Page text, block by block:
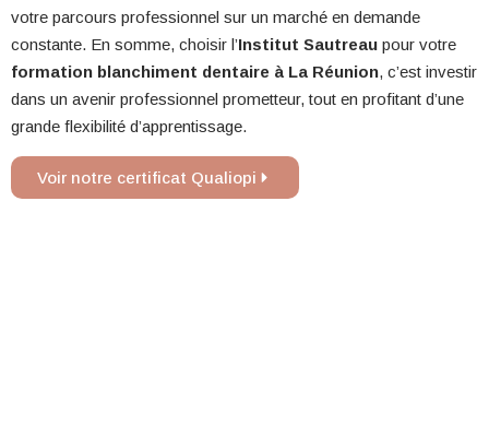
votre parcours professionnel sur un marché en demande
constante. En somme, choisir l’Institut Sautreau pour votre
formation blanchiment dentaire à La Réunion, c’est investir
dans un avenir professionnel prometteur, tout en profitant d’une
grande flexibilité d’apprentissage.
Voir notre certificat Qualiopi